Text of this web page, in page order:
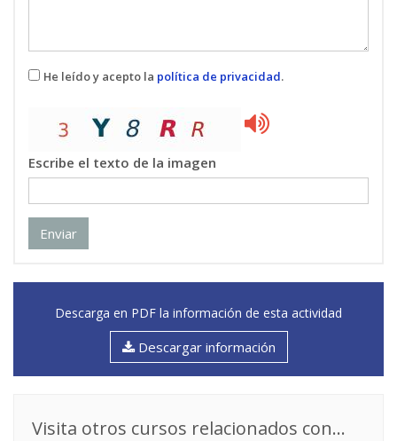
He leído y acepto la política de privacidad.
Escribe el texto de la imagen
Enviar
Descarga en PDF la información de esta actividad
Descargar información
Visita otros cursos relacionados con...